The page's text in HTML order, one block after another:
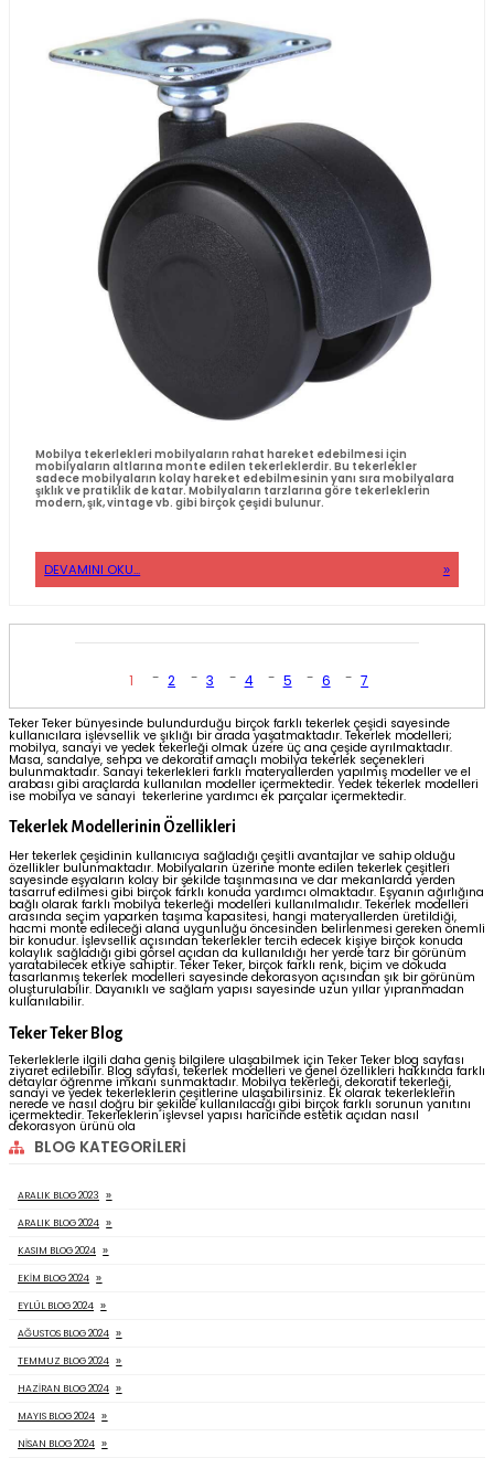
arabalardan endüstriyel ekipmanlara kadar her şey tekerlekler
uygun fiyatlı olmalarıyla dikkat çeken dayanıklı tekerlek
Genellikle hafif yükler için tercih edilirler ve standart kullanım
Bu tekerlekler; sabit ve döner olmak üzere çeşitli tiplerde
kauçuk teker, düz yüzeyde hareket etmek için oldukça idealdir.
depo ekipmanları ve taşıma araçlarında kullanılmaktadır.
ile birlikte uzun süre kullanıma uygundur. Döner kauçuk teker
manevra kabiliyeti gerektiren ürünlerdir. Özellikle dar alanlarda
gerektiren işlerde kullanılır.
DEVAMINI OKU...
PLASTIK TEKERLEK MODELLERI NELER?
02 NISAN 2024